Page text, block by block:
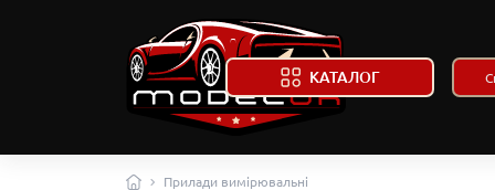
КАТАЛОГ
Прилади вимірювальні